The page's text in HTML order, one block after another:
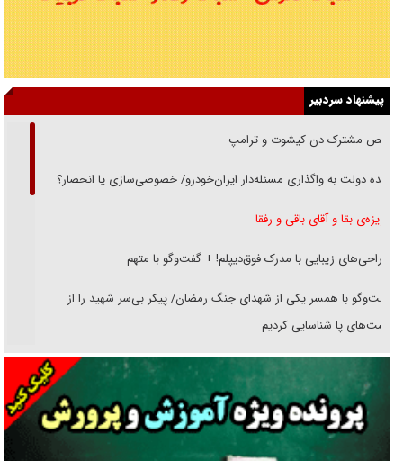
پیشنهاد سردبیر
رقص مشترک دن کیشوت و ترامپ
دنده دولت به واگذاری مسئله‌دار ایران‌خودرو/ خصوصی‌سازی یا انحصار؟
غریزه‌ی بقا و آقای باقی و رفقا
جراحی‌های زیبایی با مدرک فوق‌دیپلم! + گفت‌وگو با متهم
گفت‌وگو با همسر یکی از شهدای جنگ رمضان/ پیکر بی‌سر شهید را از
انگشت‌های پا شناسایی کردیم
نسلی که آنلاین الگو می‌گیرد
گفت‌وگو با آیت‌الله جاودان/ جفای مخالفان مکانت معنوی رهبر شهید را
ارتقا می‌داد